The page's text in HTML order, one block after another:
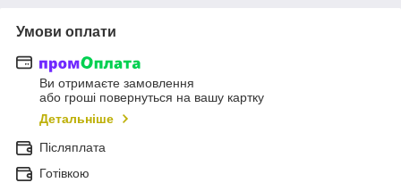
Умови оплати
Ви отримаєте замовлення
або гроші повернуться на вашу картку
Детальніше
Післяплата
Готівкою